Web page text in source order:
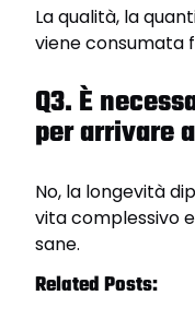
La qualità, la
viene consumata
Q3. È
per arrivare
No, la longevità
vita complessivo
sane.
Related Posts: